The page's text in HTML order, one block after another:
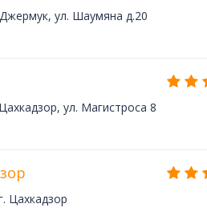
ул. Шаумяна д.20
ул. Магистроса 8
Цахкадзор